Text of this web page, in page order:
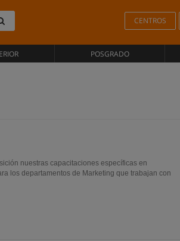
CENTROS
POSGRADO
nuestras capacitaciones específicas en
los departamentos de Marketing que trabajan con